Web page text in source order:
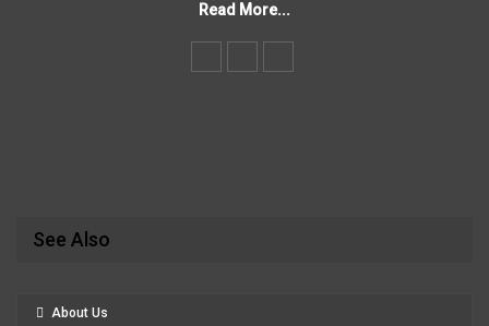
Read More...
See Also
About Us